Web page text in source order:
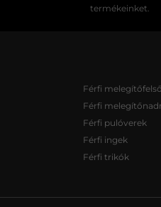
termékeinket.
Férfi
Férfi
Férfi pulóverek
Férfi ingek
Férfi trikók